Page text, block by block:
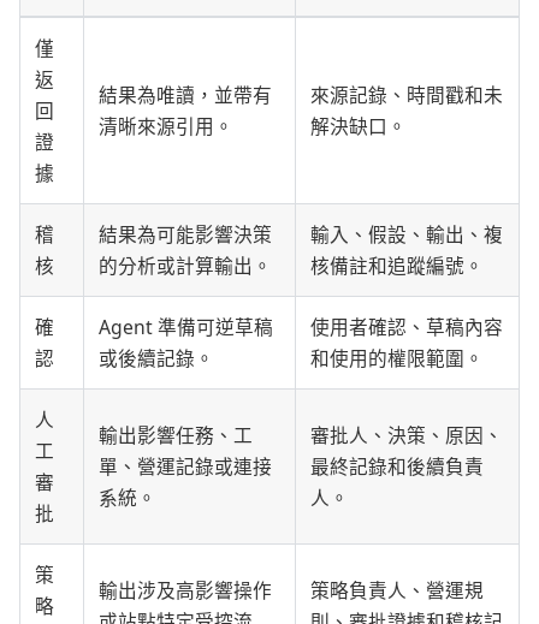
僅
返
回
證
據
結果為唯讀，並帶有
清晰來源引用。
來源記錄、時間戳和未
解決缺口。
稽
核
結果為可能影響決策
的分析或計算輸出。
輸入、假設、輸出、複
核備註和追蹤編號。
確
認
Agent 準備可逆草稿
或後續記錄。
使用者確認、草稿內容
和使用的權限範圍。
人
工
審
批
輸出影響任務、工
單、營運記錄或連接
系統。
審批人、決策、原因、
最終記錄和後續負責
人。
策
略
輸出涉及高影響操作
策略負責人、營運規